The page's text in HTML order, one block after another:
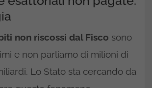
non riscossi dal Fisco sono
e non parliamo di milioni di
Lo Stato sta cercando da